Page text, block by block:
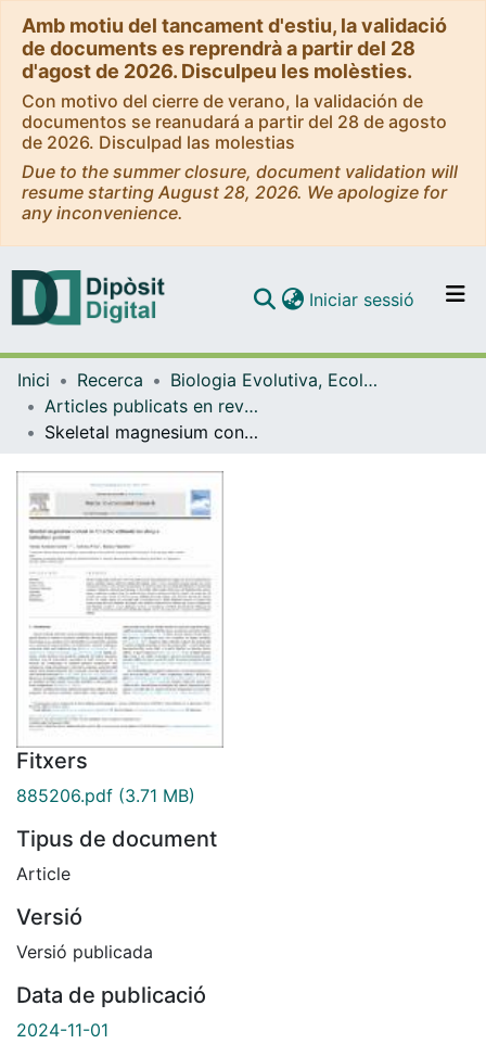
Amb motiu del tancament d'estiu, la validació
de documents es reprendrà a partir del 28
d'agost de 2026. Disculpeu les molèsties.
Con motivo del cierre de verano, la validación de
documentos se reanudará a partir del 28 de agosto
de 2026. Disculpad las molestias
Due to the summer closure, document validation will
resume starting August 28, 2026. We apologize for
any inconvenience.
Navega per tot el DD
Iniciar sessió (current)
Inici Recerca
Biologia Evolutiva, Ecologia i Ciències Ambientals
Articles publicats en revistes (Biologia Evolutiva, Ecologia i Ciències Ambientals)
Skeletal magnesium content in Antarctic echinoderms along a latitudinal gradient
Fitxers
885206.pdf (3.71 MB)
Tipus de document
Article
Versió
Versió publicada
Data de publicació
2024-11-01